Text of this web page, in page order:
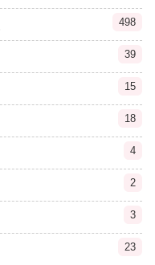
498
39
15
18
4
2
3
23